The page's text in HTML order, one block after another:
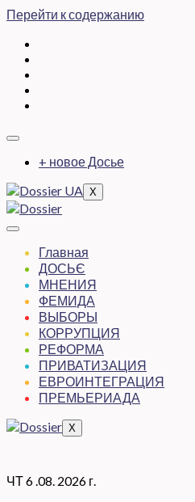
Перейти к содержанию
+ новое Досье
X
Главная
ДОСЬЄ
МНЕНИЯ
ФЕМИДА
ВЫБОРЫ
КОРРУПЦИЯ
РЕФОРМА
ПРИВАТИЗАЦИЯ
ЕВРОИНТЕГРАЦИЯ
ПРЕМЬЕРИАДА
X
ЧТ 6 .08. 2026 г.